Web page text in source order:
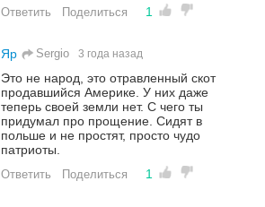
Ответить Поделиться 1
Яр Sergio 3 года назад
Это не народ, это отравленный скот
продавшийся Америке. У них даже
теперь своей земли нет. С чего ты
придумал про прощение. Сидят в
польше и не простят, просто чудо
патриоты.
Ответить Поделиться 1